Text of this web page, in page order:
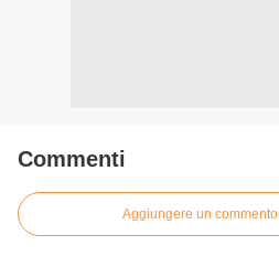
Commenti
Aggiungere un commento